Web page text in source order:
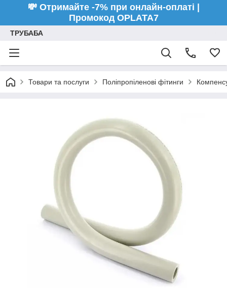
💸 Отримайте -7% при онлайн-оплаті |
Промокод OPLATA7
ТРУБАБА
Товари та послуги Поліпропіленові фітинги